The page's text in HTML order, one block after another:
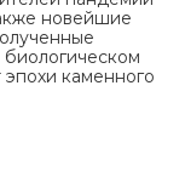
новейшие
каменного